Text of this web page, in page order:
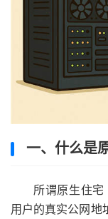
一、什么是
所谓原生住
用户的真实公网地